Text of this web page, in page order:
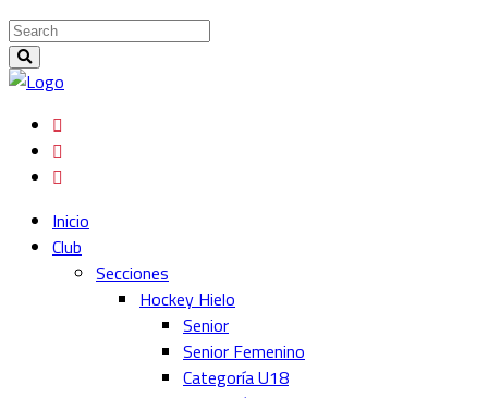
Inicio
Club
Secciones
Hockey Hielo
Senior
Senior Femenino
Categoría U18